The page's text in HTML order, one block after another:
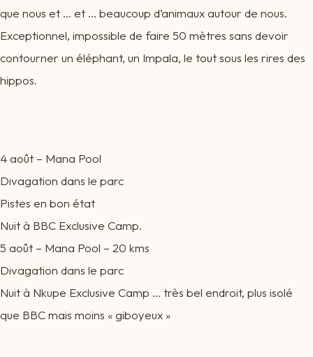
que nous et … et … beaucoup d’animaux autour de nous.
Exceptionnel, impossible de faire 50 mètres sans devoir
contourner un éléphant, un Impala, le tout sous les rires des
hippos.
4 août – Mana Pool
Divagation dans le parc
Pistes en bon état
Nuit à BBC Exclusive Camp.
5 août – Mana Pool – 20 kms
Divagation dans le parc
Nuit à Nkupe Exclusive Camp … très bel endroit, plus isolé
que BBC mais moins « giboyeux »